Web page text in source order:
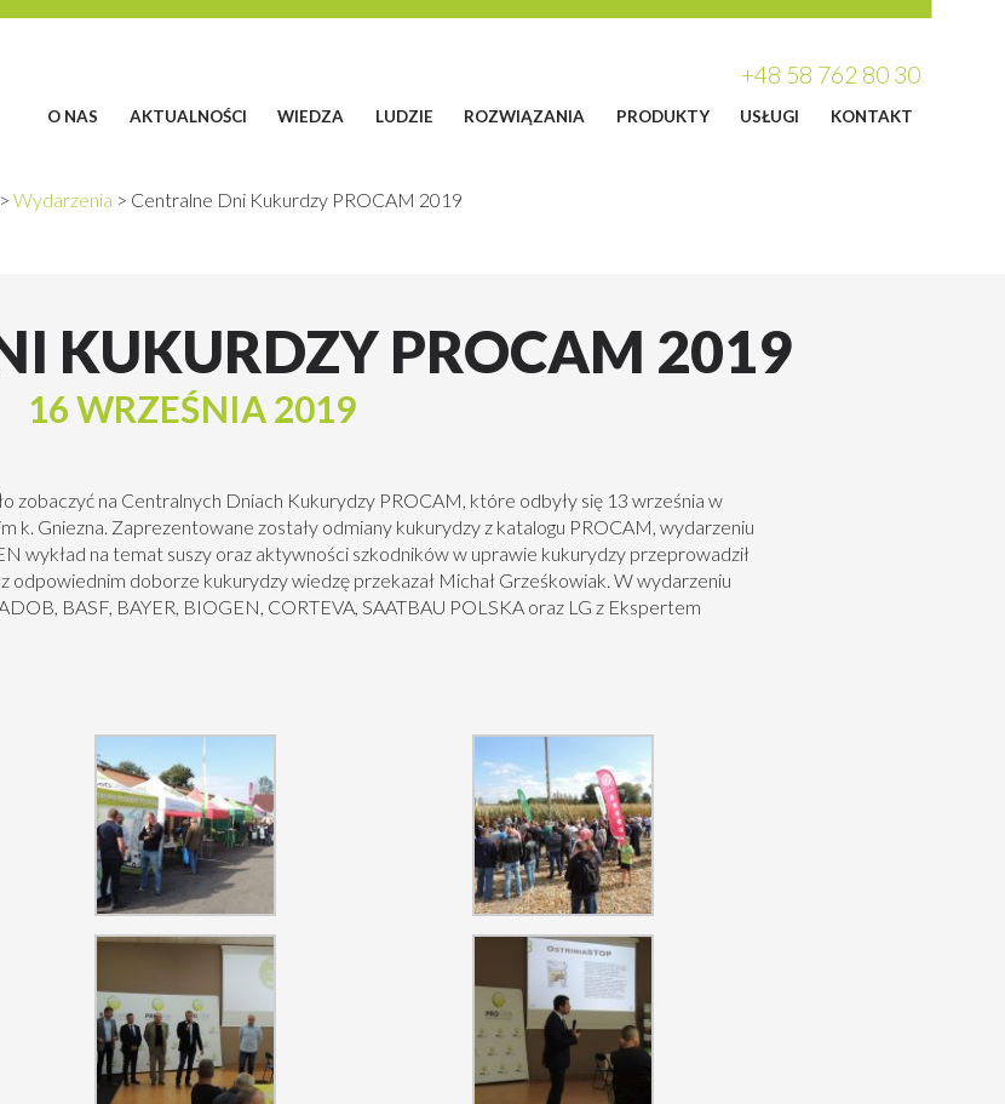
+48 58 762 80 30
O NAS AKTUALNOŚCI WIEDZA LUDZIE ROZWIĄZANIA PRODUKTY USŁUGI KONTAKT
> Wydarzenia > Centralne Dni Kukurdzy PROCAM 2019
KUKURDZY PROCAM 2019
16 WRZEŚNIA 2019
zobaczyć na Centralnych Dniach Kukurydzy PROCAM, które odbyły się 13 września w
k. Gniezna. Zaprezentowane zostały odmiany kukurydzy z katalogu PROCAM, wydarzeniu
wykład na temat suszy oraz aktywności szkodników w uprawie kukurydzy przeprowadził
odpowiednim doborze kukurydzy wiedzę przekazał Michał Grześkowiak. W wydarzeniu
BASF, BAYER, BIOGEN, CORTEVA, SAATBAU POLSKA oraz LG z Ekspertem